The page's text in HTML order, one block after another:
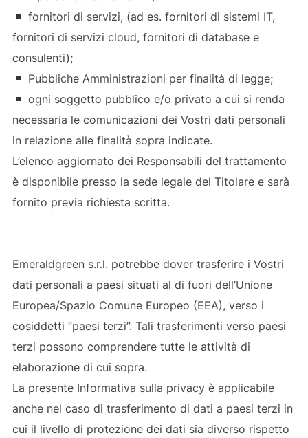
fornitori di servizi, (ad es. fornitori di sistemi IT,
fornitori di servizi cloud, fornitori di database e
consulenti);
Pubbliche Amministrazioni per finalità di legge;
ogni soggetto pubblico e/o privato a cui si renda
necessaria le comunicazioni dei Vostri dati personali
in relazione alle finalità sopra indicate.
L’elenco aggiornato dei Responsabili del trattamento
è disponibile presso la sede legale del Titolare e sarà
fornito previa richiesta scritta.
Emeraldgreen s.r.l. potrebbe dover trasferire i Vostri
dati personali a paesi situati al di fuori dell’Unione
Europea/Spazio Comune Europeo (EEA), verso i
cosiddetti “paesi terzi”. Tali trasferimenti verso paesi
terzi possono comprendere tutte le attività di
elaborazione di cui sopra.
La presente Informativa sulla privacy è applicabile
anche nel caso di trasferimento di dati a paesi terzi in
cui il livello di protezione dei dati sia diverso rispetto